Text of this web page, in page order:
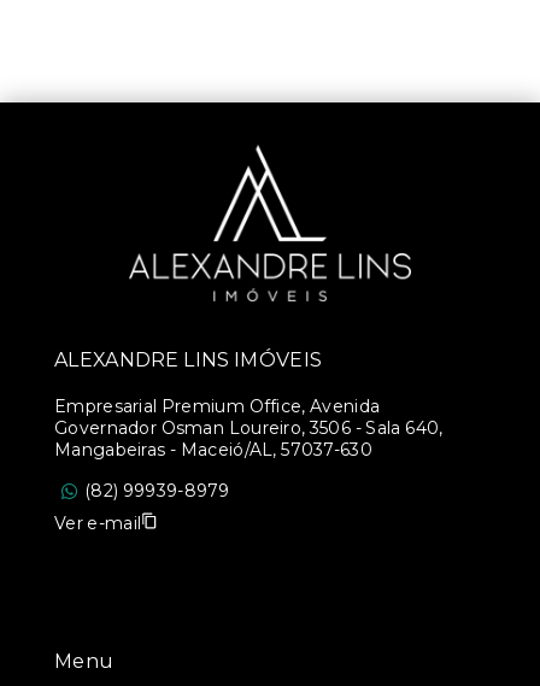
Menu
ALEXANDRE LINS IMÓVEIS
Empresarial Premium Office, Avenida
Governador Osman Loureiro, 3506 - Sala 640,
Mangabeiras - Maceió/AL, 57037-630
(82) 99939-8979
Ver e-mail